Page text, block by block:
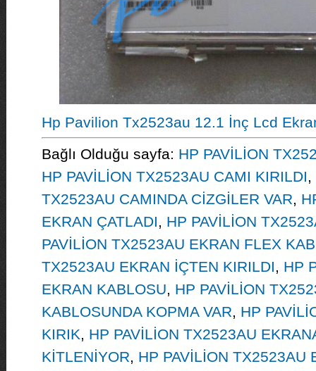
Hp Pavilion Tx2523au 12.1 İnç Lcd
Bağlı Olduğu sayfa: HP PAVİLİON
HP PAVİLİON TX2523AU CAMI KIRILDI,
TX2523AU CAMINDA CİZGİLER VAR,
EKRAN ÇATLADI, HP PAVİLİON
PAVİLİON TX2523AU EKRAN FLEX
TX2523AU EKRAN İÇTEN KIRILDI, HP
EKRAN KABLOSU, HP PAVİLİON
KABLOSUNDA KOPMA VAR, HP
KIRIK, HP PAVİLİON TX2523AU
KİTLENİYOR, HP PAVİLİON TX2523AU